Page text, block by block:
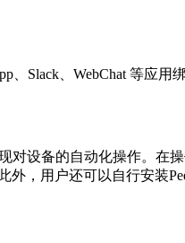
、Slack、WebChat 等应
设备的自动化操作。在
外，用户还可以自行安装